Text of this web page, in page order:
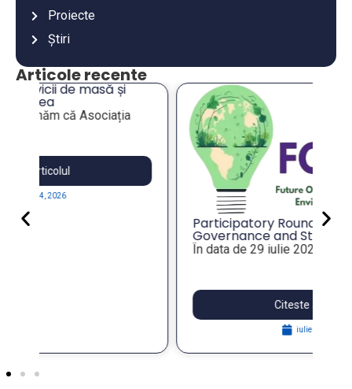
Proiecte
Știri
Articole recente
Participatory Roundtable on Local
Governance and Strategic Foresight
for Resilient Public Policies, within the
În data de 29 iulie 2026, Asociația...